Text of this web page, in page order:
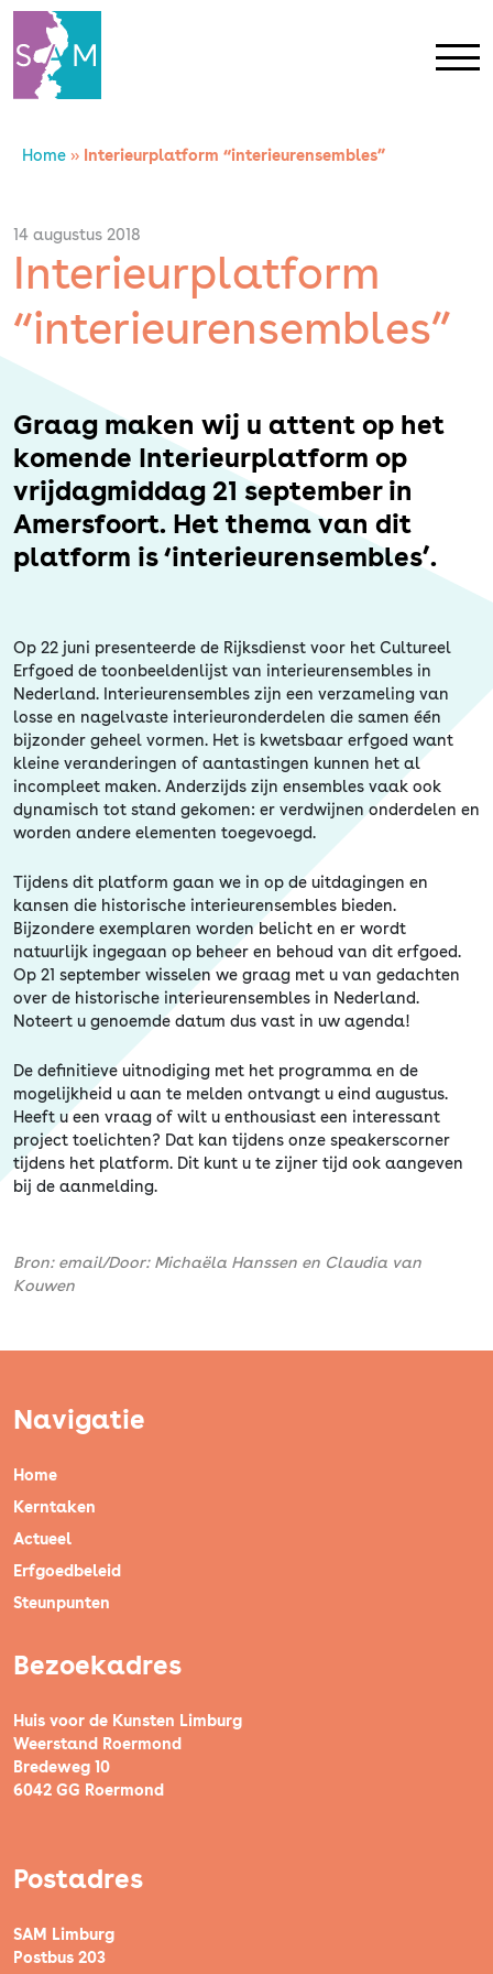
Home
Contact
SAM Limburg
Actueel
Overheid
Erfgoed
Home » Interieurplatform “interieurensembles”
14 augustus 2018
Interieurplatform
“interieurensembles”
Graag maken wij u attent op het
komende Interieurplatform op
vrijdagmiddag 21 september in
Amersfoort. Het thema van dit
platform is ‘interieurensembles’.
Op 22 juni presenteerde de Rijksdienst voor het Cultureel
Erfgoed de toonbeeldenlijst van interieurensembles in
Nederland. Interieurensembles zijn een verzameling van
losse en nagelvaste interieuronderdelen die samen één
bijzonder geheel vormen. Het is kwetsbaar erfgoed want
kleine veranderingen of aantastingen kunnen het al
incompleet maken. Anderzijds zijn ensembles vaak ook
dynamisch tot stand gekomen: er verdwijnen onderdelen en
worden andere elementen toegevoegd.
Tijdens dit platform gaan we in op de uitdagingen en
kansen die historische interieurensembles bieden.
Bijzondere exemplaren worden belicht en er wordt
natuurlijk ingegaan op beheer en behoud van dit erfgoed.
Op 21 september wisselen we graag met u van gedachten
over de historische interieurensembles in Nederland.
Noteert u genoemde datum dus vast in uw agenda!
De definitieve uitnodiging met het programma en de
mogelijkheid u aan te melden ontvangt u eind augustus.
Heeft u een vraag of wilt u enthousiast een interessant
project toelichten? Dat kan tijdens onze speakerscorner
tijdens het platform. Dit kunt u te zijner tijd ook aangeven
bij de aanmelding.
Bron: email/Door: Michaëla Hanssen en Claudia van
Kouwen
Navigatie
Home
Kerntaken
Actueel
Erfgoedbeleid
Steunpunten
Bezoekadres
Huis voor de Kunsten Limburg
Weerstand Roermond
Bredeweg 10
6042 GG Roermond
Postadres
SAM Limburg
Postbus 203